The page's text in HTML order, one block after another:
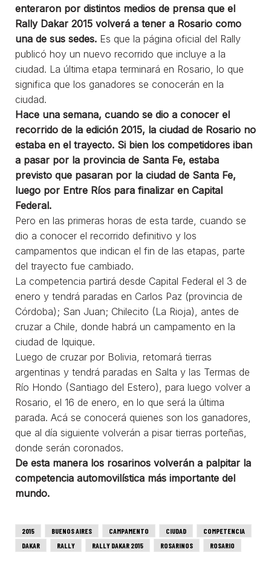
enteraron por distintos medios de prensa que el
Rally Dakar 2015 volverá a tener a Rosario como
una de sus sedes. Es que la página oficial del Rally
publicó hoy un nuevo recorrido que incluye a la
ciudad. La última etapa terminará en Rosario, lo que
significa que los ganadores se conocerán en la
ciudad.
Hace una semana, cuando se dio a conocer el
recorrido de la edición 2015, la ciudad de Rosario no
estaba en el trayecto. Si bien los competidores iban
a pasar por la provincia de Santa Fe, estaba
previsto que pasaran por la ciudad de Santa Fe,
luego por Entre Ríos para finalizar en Capital
Federal.
Pero en las primeras horas de esta tarde, cuando se
dio a conocer el recorrido definitivo y los
campamentos que indican el fin de las etapas, parte
del trayecto fue cambiado.
La competencia partirá desde Capital Federal el 3 de
enero y tendrá paradas en Carlos Paz (provincia de
Córdoba); San Juan; Chilecito (La Rioja), antes de
cruzar a Chile, donde habrá un campamento en la
ciudad de Iquique.
Luego de cruzar por Bolivia, retomará tierras
argentinas y tendrá paradas en Salta y las Termas de
Río Hondo (Santiago del Estero), para luego volver a
Rosario, el 16 de enero, en lo que será la última
parada. Acá se conocerá quienes son los ganadores,
que al día siguiente volverán a pisar tierras porteñas,
donde serán coronados.
De esta manera los rosarinos volverán a palpitar la
competencia automovilística más importante del
mundo.
2015 BUENOS AIRES CAMPAMENTO CIUDAD
COMPETENCIA
DAKAR
RALLY RALLY DAKAR 2015 ROSARINOS ROSARIO